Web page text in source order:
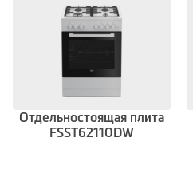
Отдельностоящая плита
FSST62110DW